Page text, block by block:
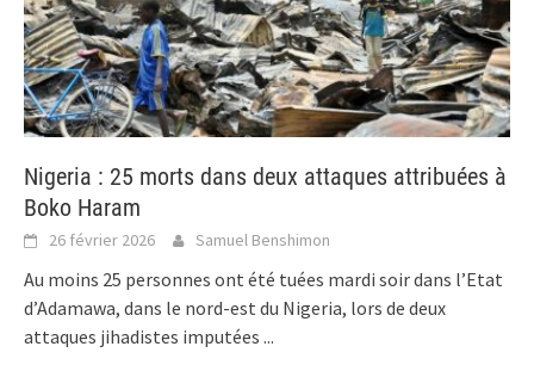
Nigeria : 25 morts dans deux attaques attribuées à
Boko Haram
26 février 2026 Samuel Benshimon
Au moins 25 personnes ont été tuées mardi soir dans l’Etat
d’Adamawa, dans le nord-est du Nigeria, lors de deux
attaques jihadistes imputées ...